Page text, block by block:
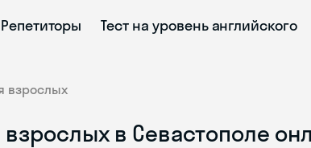
Репетиторы Тест на уровень английского
взрослых
в Севастополе